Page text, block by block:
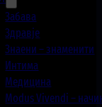
Забава
Здравје
Знаени – знаменити
Интима
Медицина
Modus Vivendi –